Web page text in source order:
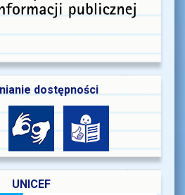
dostępności
UNICEF